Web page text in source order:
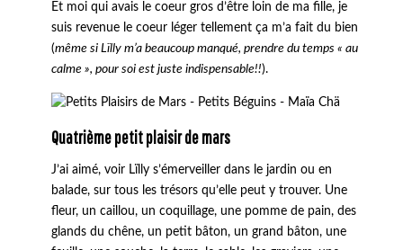
Et moi qui avais le coeur gros d’être loin de ma fille, je
suis revenue le coeur léger tellement ça m’a fait du bien
(même si Lïlly m’a beaucoup manqué, prendre du temps « au
calme », pour soi est juste indispensable!!).
Quatrième petit plaisir de mars
J’ai aimé, voir Lïlly s’émerveiller dans le jardin ou en
balade, sur tous les trésors qu’elle peut y trouver. Une
fleur, un caillou, un coquillage, une pomme de pain, des
glands du chêne, un petit bâton, un grand bâton, une